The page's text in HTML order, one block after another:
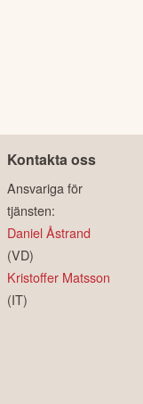
Kontakta oss
Ansvariga för
tjänsten:
Daniel Åstrand
(VD)
Kristoffer Matsson
(IT)